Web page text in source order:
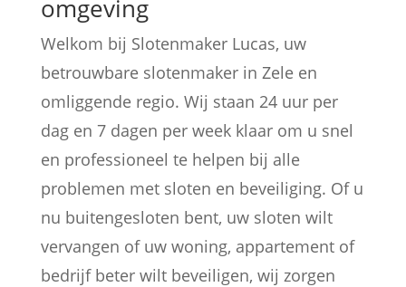
omgeving
Welkom bij Slotenmaker Lucas, uw
betrouwbare slotenmaker in Zele en
omliggende regio. Wij staan 24 uur per
dag en 7 dagen per week klaar om u snel
en professioneel te helpen bij alle
problemen met sloten en beveiliging. Of u
nu buitengesloten bent, uw sloten wilt
vervangen of uw woning, appartement of
bedrijf beter wilt beveiligen, wij zorgen